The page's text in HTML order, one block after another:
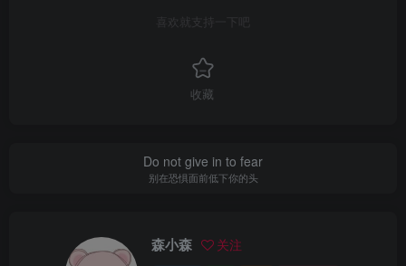
喜欢就支持一下吧
收藏
Do not give in to fear
别在恐惧面前低下你的头
森小森 关注